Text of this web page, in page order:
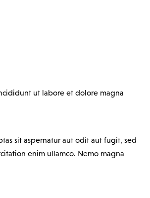
ut labore et dolore magna
sit aspernatur aut odit aut fugit, sed
enim ullamco. Nemo magna